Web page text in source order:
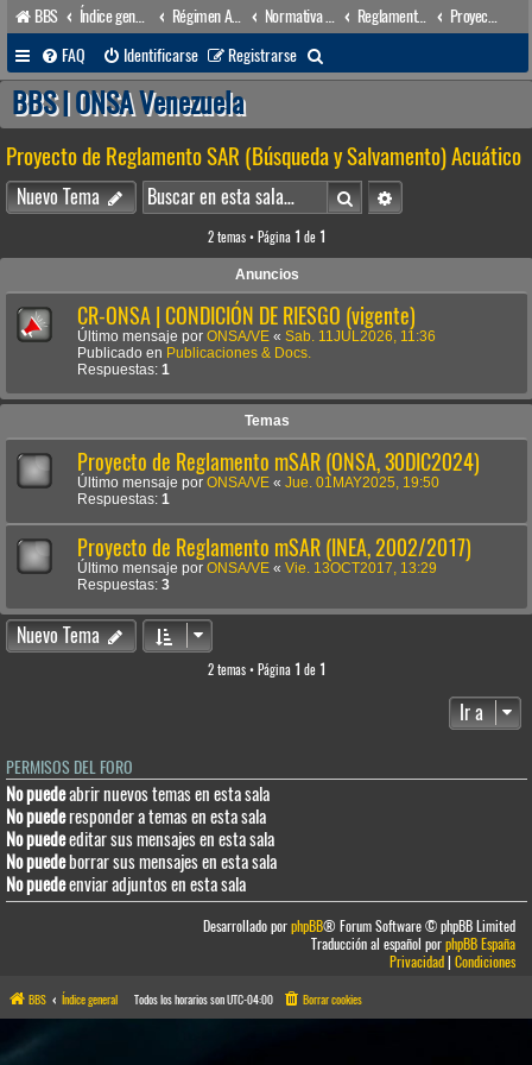
BBS Índice general Régimen Acuático venezolano Reglamentos Nacionales
FAQ
Identificarse Registrarse
u
c
a
r
BBS | ONSA Venezuela
Proyecto de Reglamento SAR (Búsqueda y Salvamento) Acuático
Nuevo Tema BuscarBúsqueda avanzada
2 temas • Página 1 de 1
Anuncios
CR-ONSA | CONDICIÓN DE RIESGO (vigente)
Último mensaje por ONSA/VE « Sab. 11JUL2026, 11:36
Publicado en Publicaciones & Docs.
Respuestas: 1
Temas
Proyecto de Reglamento mSAR (ONSA, 30DIC2024)
Último mensaje por ONSA/VE « Jue. 01MAY2025, 19:50
Respuestas: 1
Proyecto de Reglamento mSAR (INEA, 2002/2017)
Último mensaje por ONSA/VE « Vie. 13OCT2017, 13:29
Respuestas: 3
Nuevo Tema
2 temas • Página 1 de 1
Ir a
PERMISOS DEL FORO
No puedeabrir nuevos temas en esta sala
No puederesponder a temas en esta sala
No puedeeditar sus mensajes en esta sala
No puedeborrar sus mensajes en esta sala
No puedeenviar adjuntos en esta sala
Desarrollado porphpBB® Forum Software © phpBB Limited
Traducción al español porphpBB España
Privacidad|Condiciones
BBS Índice general Todos los horarios sonUTC-04:00 Borrar cookies